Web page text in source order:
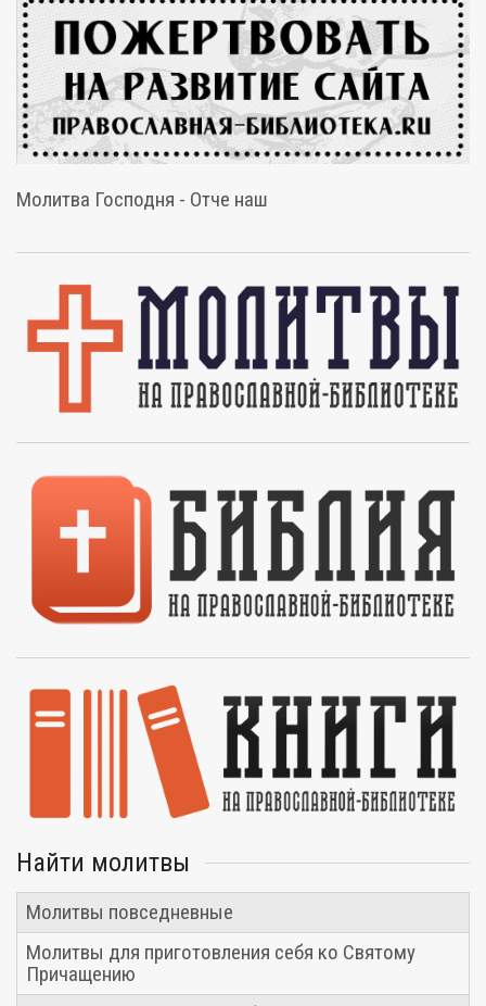
Молитва Господня - Отче наш
Найти молитвы
Молитвы повседневные
Молитвы для приготовления себя ко Святому
Причащению